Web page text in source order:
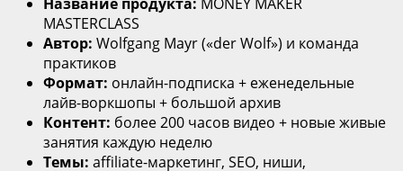
MASTERCLASS
Автор: Wolfgang Mayr («der Wolf») и команда
практиков
Формат: онлайн‑подписка + еженедельные
лайв‑воркшопы + большой архив
Контент: более 200 часов видео + новые живые
занятия каждую неделю
Темы: affiliate‑маркетинг, SEO, ниши,